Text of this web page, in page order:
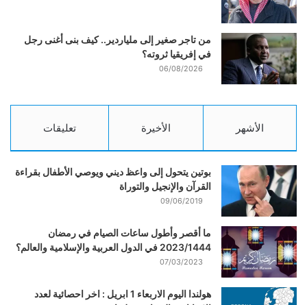
من تاجر صغير إلى ملياردير.. كيف بنى أغنى رجل
في إفريقيا ثروته؟
06/08/2026
الأشهر الأخيرة تعليقات
بوتين يتحول إلى واعظ ديني ويوصي الأطفال بقراءة
القرآن والإنجيل والتوراة
09/06/2019
ما أقصر وأطول ساعات الصيام في رمضان
2023/1444 في الدول العربية والإسلامية والعالم؟
07/03/2023
هولندا اليوم الاربعاء 1 ابريل : اخر احصائية لعدد